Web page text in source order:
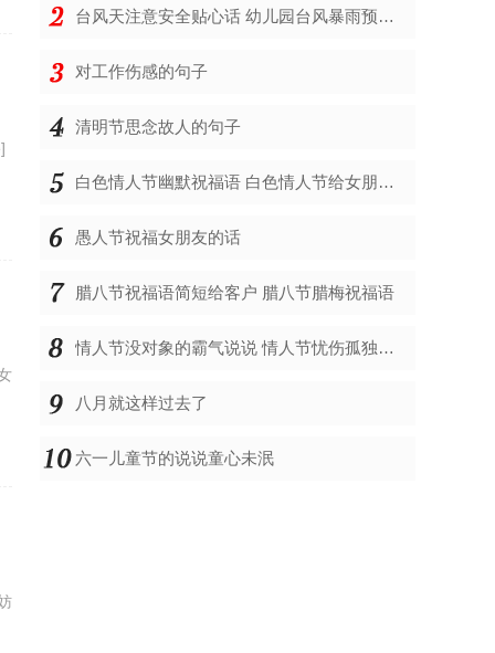
台风天注意安全贴心话 幼儿园台风暴雨预警教育
对工作伤感的句子
清明节思念故人的句子
白色情人节幽默祝福语 白色情人节给女朋友的祝福
愚人节祝福女朋友的话
腊八节祝福语简短给客户 腊八节腊梅祝福语
情人节没对象的霸气说说 情人节忧伤孤独的说说
八月就这样过去了
六一儿童节的说说童心未泯